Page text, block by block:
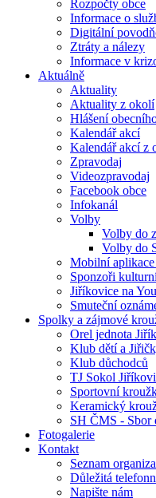
Rozpočty obce
Informace o
Digitální
Ztráty a nálezy
Informace v
Aktuálně
Aktuality
Aktuality z okolí
Hlášení
Kalendář akcí
Kalendář akcí z
Zpravodaj
Videozpravodaj
Facebook obce
Infokanál
Volby
Volby do
Volby do
Mobilní
Sponzoři
Jiříkovice na
Smuteční
Spolky a zájmové
Orel jednota
Klub dětí a
Klub důchodců
TJ Sokol
Sportovní
Keramický
SH ČMS - Sbor
Fotogalerie
Kontakt
Seznam
Důležitá
Napište nám